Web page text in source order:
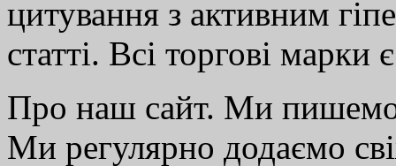
цитування з активним
статті. Всі торгові марки
Про наш сайт. Ми
Ми регулярно додаємо